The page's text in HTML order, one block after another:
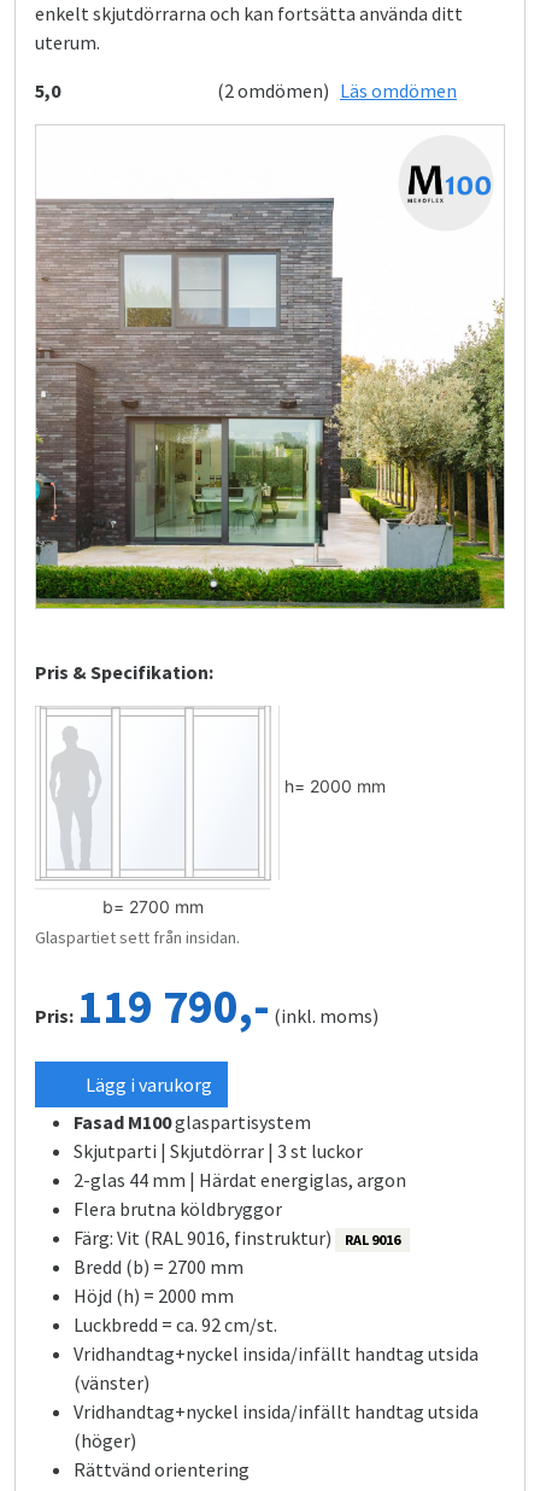
enkelt skjutdörrarna och kan fortsätta använda ditt
uterum.
5,0
(2 omdömen) Läs omdömen
Pris & Specifikation:
Glaspartiet sett från insidan.
Pris: 119 790,- (inkl. moms)
Lägg i varukorg
Fasad M100glaspartisystem
Skjutparti | Skjutdörrar | 3 st luckor
2-glas 44 mm | Härdat energiglas, argon
Flera brutna köldbryggor
Färg: Vit (RAL 9016, finstruktur)
RAL 9016
Bredd (b) = 2700 mm
Höjd (h) = 2000 mm
Luckbredd = ca. 92 cm/st.
Vridhandtag+nyckel insida/infällt handtag utsida
(vänster)
Vridhandtag+nyckel insida/infällt handtag utsida
(höger)
Rättvänd orientering